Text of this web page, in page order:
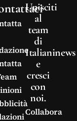
Unisciti
al
team
di
Italianinews
e
cresci
con
noi.
Collabora